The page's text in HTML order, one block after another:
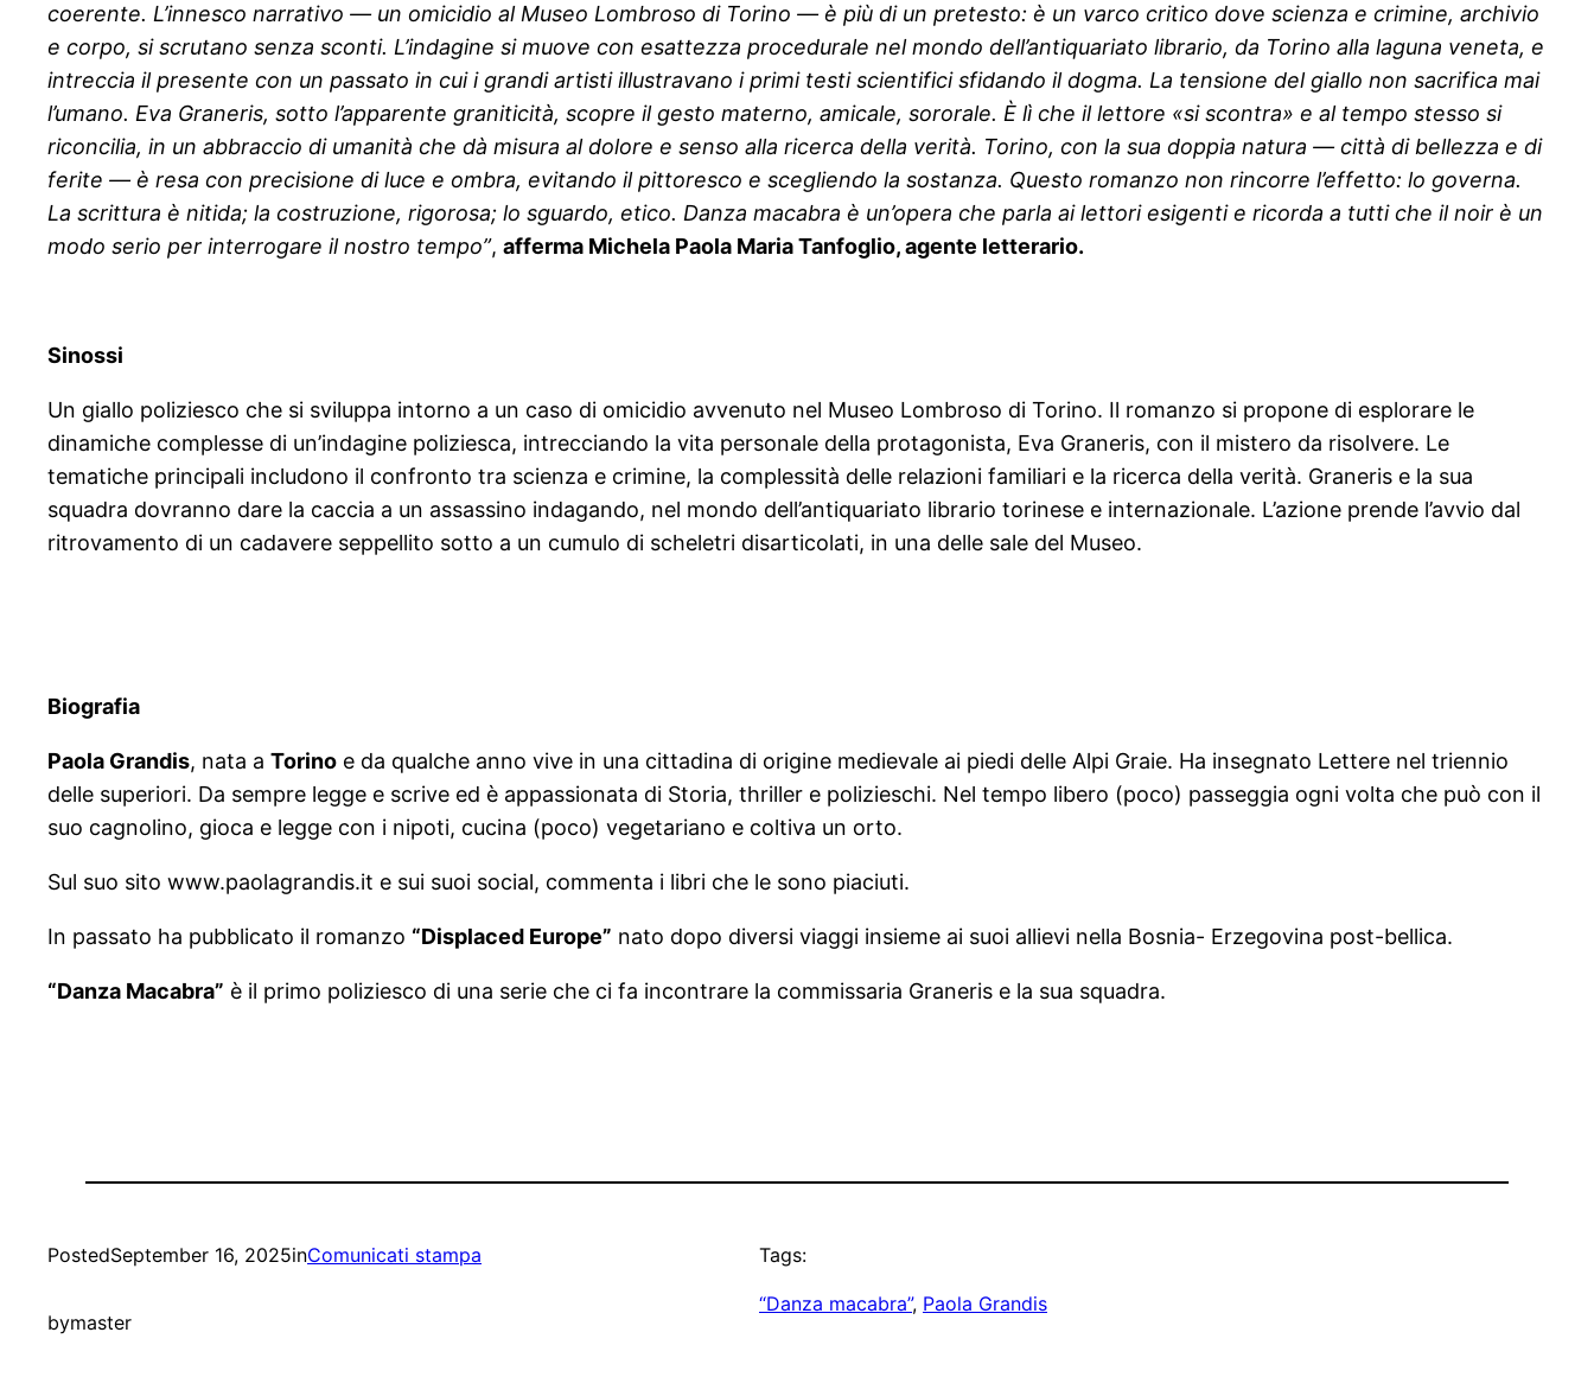
coerente. L’innesco narrativo — un omicidio al Museo Lombroso di Torino — è più di un pretesto: è un varco critico dove scienza e crimine, archivio
e corpo, si scrutano senza sconti. L’indagine si muove con esattezza procedurale nel mondo dell’antiquariato librario, da Torino alla laguna veneta, e
intreccia il presente con un passato in cui i grandi artisti illustravano i primi testi scientifici sfidando il dogma. La tensione del giallo non sacrifica mai
l’umano. Eva Graneris, sotto l’apparente graniticità, scopre il gesto materno, amicale, sororale. È lì che il lettore «si scontra» e al tempo stesso si
riconcilia, in un abbraccio di umanità che dà misura al dolore e senso alla ricerca della verità. Torino, con la sua doppia natura — città di bellezza e di
ferite — è resa con precisione di luce e ombra, evitando il pittoresco e scegliendo la sostanza. Questo romanzo non rincorre l’effetto: lo governa.
La scrittura è nitida; la costruzione, rigorosa; lo sguardo, etico. Danza macabra è un’opera che parla ai lettori esigenti e ricorda a tutti che il noir è un
modo serio per interrogare il nostro tempo”, afferma Michela Paola Maria Tanfoglio, agente letterario.
Sinossi
Un giallo poliziesco che si sviluppa intorno a un caso di omicidio avvenuto nel Museo Lombroso di Torino. Il romanzo si propone di esplorare le
dinamiche complesse di un’indagine poliziesca, intrecciando la vita personale della protagonista, Eva Graneris, con il mistero da risolvere. Le
tematiche principali includono il confronto tra scienza e crimine, la complessità delle relazioni familiari e la ricerca della verità. Graneris e la sua
squadra dovranno dare la caccia a un assassino indagando, nel mondo dell’antiquariato librario torinese e internazionale. L’azione prende l’avvio dal
ritrovamento di un cadavere seppellito sotto a un cumulo di scheletri disarticolati, in una delle sale del Museo.
Biografia
Paola Grandis, nata a Torino e da qualche anno vive in una cittadina di origine medievale ai piedi delle Alpi Graie. Ha insegnato Lettere nel triennio
delle superiori. Da sempre legge e scrive ed è appassionata di Storia, thriller e polizieschi. Nel tempo libero (poco) passeggia ogni volta che può con il
suo cagnolino, gioca e legge con i nipoti, cucina (poco) vegetariano e coltiva un orto.
Sul suo sito www.paolagrandis.it e sui suoi social, commenta i libri che le sono piaciuti.
In passato ha pubblicato il romanzo “Displaced Europe” nato dopo diversi viaggi insieme ai suoi allievi nella Bosnia- Erzegovina post-bellica.
“Danza Macabra” è il primo poliziesco di una serie che ci fa incontrare la commissaria Graneris e la sua squadra.
PostedSeptember 16, 2025inComunicati stampa
bymaster
Tags:
“Danza macabra”, Paola Grandis